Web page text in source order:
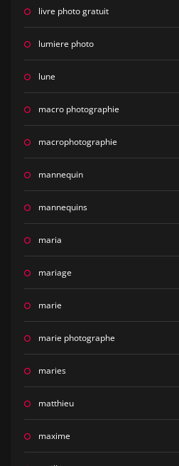
livre photo gratuit
lumiere photo
lune
macro photographie
macrophotographie
mannequin
mannequins
maria
mariage
marie
marie photographe
maries
matthieu
maxime